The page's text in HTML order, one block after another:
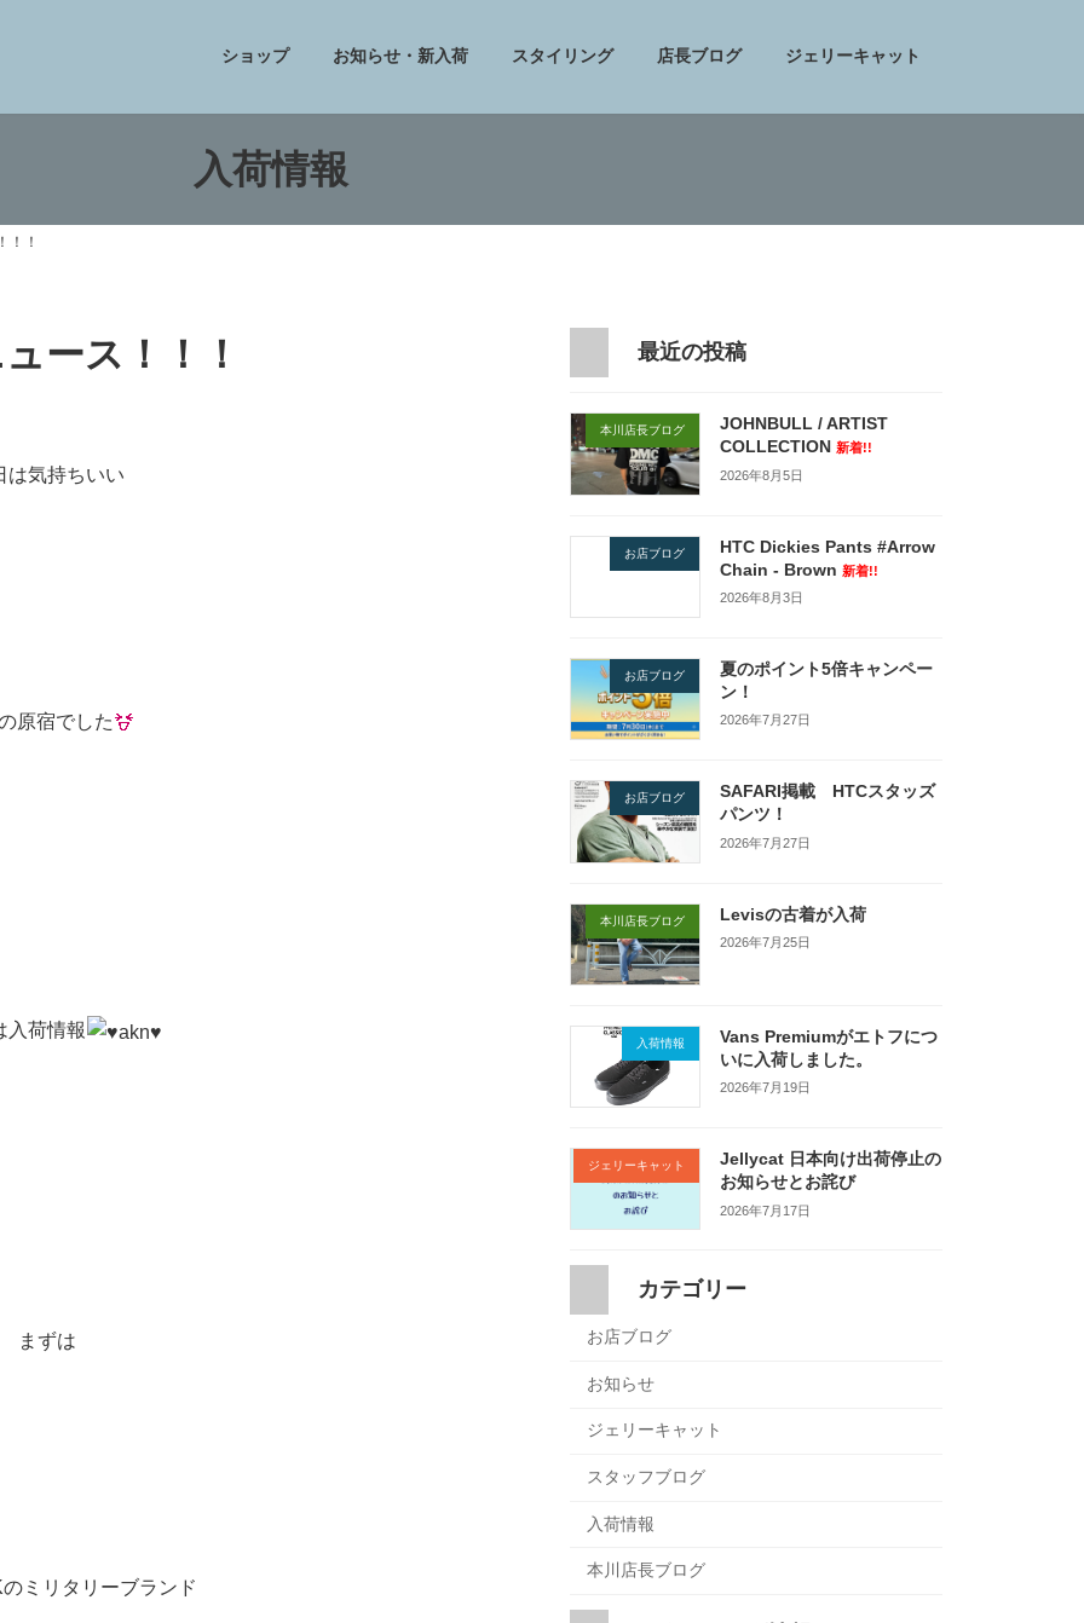
ショップ お知らせ・新入荷 スタイリング 店長ブログ ジェリーキャット
入荷情報
！！
ース！！！
は気持ちいい
原宿でした
入荷情報
まずは
ミリタリーブランド
最近の投稿
本川店長ブログ
JOHNBULL / ARTIST
COLLECTION 新着!!
2026年8月5日
お店ブログ
HTC Dickies Pants #Arrow
Chain - Brown 新着!!
2026年8月3日
お店ブログ
夏のポイント5倍キャンペー
ン！
2026年7月27日
お店ブログ
SAFARI掲載 HTCスタッズ
パンツ！
2026年7月27日
本川店長ブログ Levisの古着が入荷
2026年7月25日
入荷情報
Vans Premiumがエトフにつ
いに入荷しました。
2026年7月19日
ジェリーキャット
Jellycat 日本向け出荷停止の
お知らせとお詫び
2026年7月17日
カテゴリー
お店ブログ
お知らせ
ジェリーキャット
スタッフブログ
入荷情報
本川店長ブログ